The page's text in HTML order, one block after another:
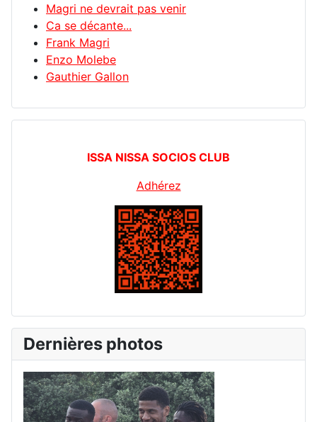
Magri ne devrait pas venir
Ca se décante...
Frank Magri
Enzo Molebe
Gauthier Gallon
ISSA NISSA SOCIOS CLUB
Adhérez
Dernières photos